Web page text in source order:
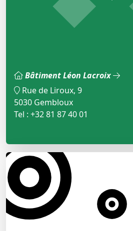
Bâtiment Léon Lacroix
Rue de Liroux, 9
5030 Gembloux
Tel : +32 81 87 40 01